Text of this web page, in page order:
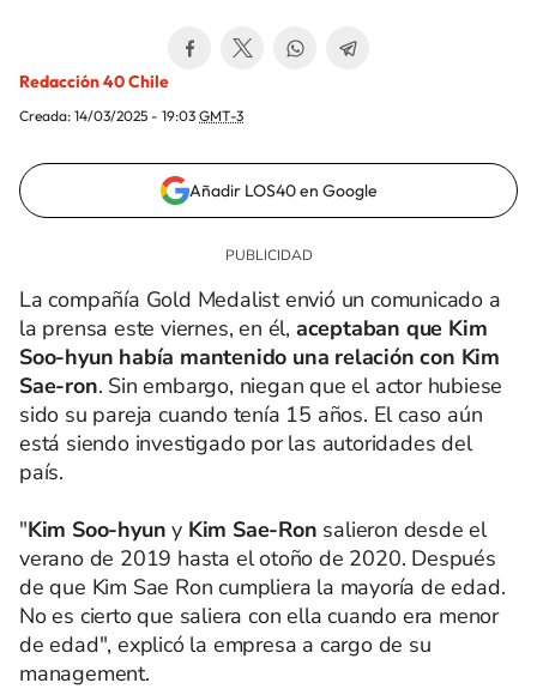
Redacción 40 Chile
Creada: 14/03/2025 - 19:03 GMT-3
Añadir LOS40 en Google
La compañía Gold Medalist envió un comunicado a
la prensa este viernes, en él, aceptaban que Kim
Soo-hyun había mantenido una relación con Kim
Sae-ron. Sin embargo, niegan que el actor hubiese
sido su pareja cuando tenía 15 años. El caso aún
está siendo investigado por las autoridades del
país.
"Kim Soo-hyun y Kim Sae-Ron salieron desde el
verano de 2019 hasta el otoño de 2020. Después
de que Kim Sae Ron cumpliera la mayoría de edad.
No es cierto que saliera con ella cuando era menor
de edad", explicó la empresa a cargo de su
management.